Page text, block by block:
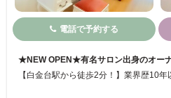
電話で予約する
★NEW OPEN★有名サロン出身のオー